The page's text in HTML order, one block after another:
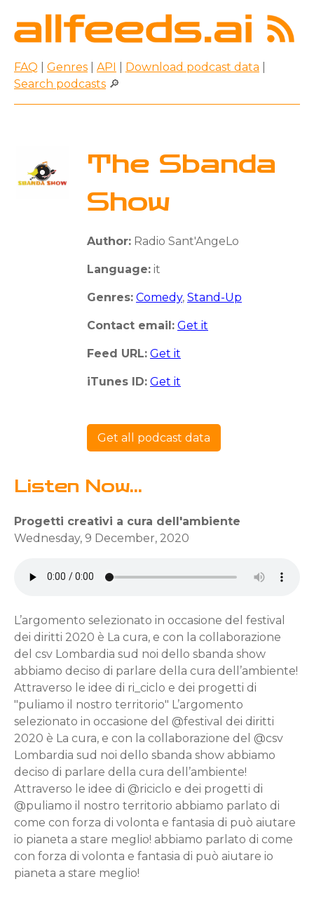
FAQ Genres API Download podcast data
Search podcasts 🔎
The Sbanda
Show
Author: Radio Sant'AngeLo
Language: it
Genres: Comedy, Stand-Up
Contact email: Get it
Feed URL: Get it
iTunes ID: Get it
Get all podcast data
Listen Now...
Progetti creativi a cura dell'ambiente
Wednesday, 9 December, 2020
L’argomento selezionato in occasione del festival
dei diritti 2020 è La cura, e con la collaborazione
del csv Lombardia sud noi dello sbanda show
abbiamo deciso di parlare della cura dell’ambiente!
Attraverso le idee di ri_ciclo e dei progetti di
"puliamo il nostro territorio" L’argomento
selezionato in occasione del @festival dei diritti
2020 è La cura, e con la collaborazione del @csv
Lombardia sud noi dello sbanda show abbiamo
deciso di parlare della cura dell’ambiente!
Attraverso le idee di @riciclo e dei progetti di
@puliamo il nostro territorio abbiamo parlato di
come con forza di volonta e fantasia di può aiutare
io pianeta a stare meglio! abbiamo parlato di come
con forza di volonta e fantasia di può aiutare io
pianeta a stare meglio!